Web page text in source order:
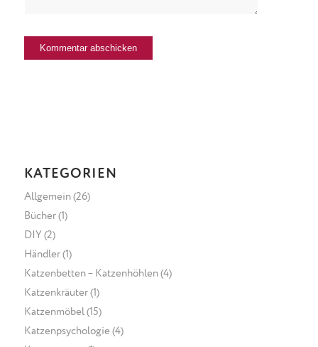
KATEGORIEN
Allgemein(26)
Bücher(1)
DIY (2)
Händler(1)
Katzenbetten – Katzenhöhlen(4)
Katzenkräuter(1)
Katzenmöbel (15)
Katzenpsychologie (4)